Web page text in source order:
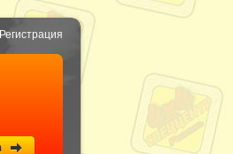
Регистрация